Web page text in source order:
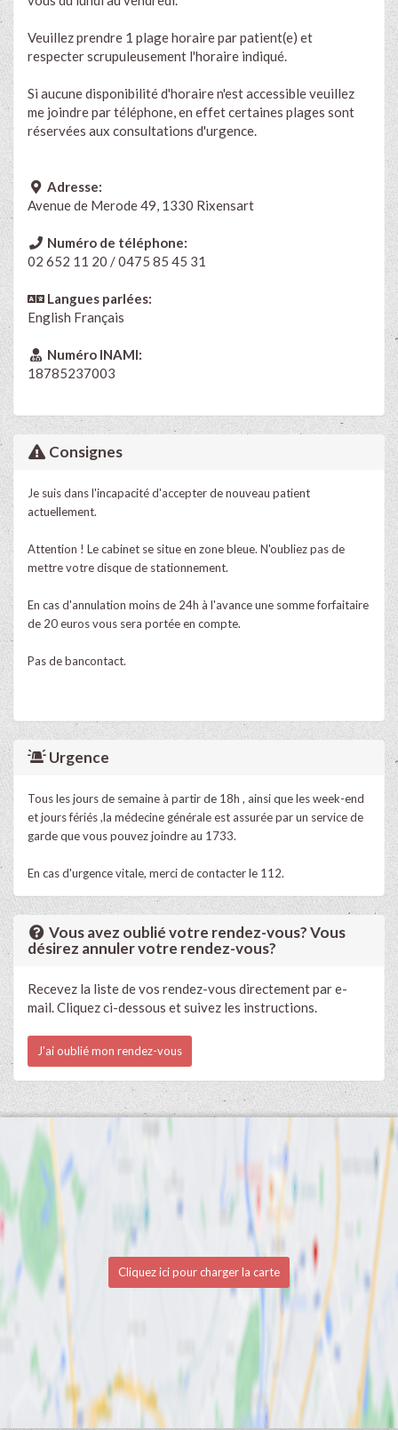
Veuillez prendre 1 plage horaire par patient(e) et
respecter scrupuleusement l'horaire indiqué.
Si aucune disponibilité d'horaire n'est accessible veuillez
me joindre par téléphone, en effet certaines plages sont
réservées aux consultations d'urgence.
Adresse:
Avenue de Merode 49, 1330 Rixensart
Numéro de téléphone:
02 652 11 20 / 0475 85 45 31
Langues parlées:
English Français
Numéro INAMI:
18785237003
Consignes
Je suis dans l'incapacité d'accepter de nouveau patient
actuellement.
Attention ! Le cabinet se situe en zone bleue. N'oubliez pas de
mettre votre disque de stationnement.
En cas d'annulation moins de 24h à l'avance une somme forfaitaire
de 20 euros vous sera portée en compte.
Pas de bancontact.
Urgence
Tous les jours de semaine à partir de 18h , ainsi que les week-end
et jours fériés ,la médecine générale est assurée par un service de
garde que vous pouvez joindre au 1733.
En cas d'urgence vitale, merci de contacter le 112.
Vous avez oublié votre rendez-vous? Vous
désirez annuler votre rendez-vous?
Recevez la liste de vos rendez-vous directement par e-
mail. Cliquez ci-dessous et suivez les instructions.
J'ai oublié mon rendez-vous
Cliquez ici pour charger la carte